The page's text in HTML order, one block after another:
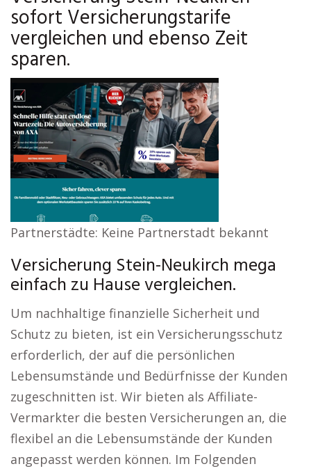
sofort Versicherungstarife
vergleichen und ebenso Zeit
sparen.
Partnerstädte: Keine Partnerstadt bekannt
Versicherung Stein-Neukirch mega
einfach zu Hause vergleichen.
Um nachhaltige finanzielle Sicherheit und
Schutz zu bieten, ist ein Versicherungsschutz
erforderlich, der auf die persönlichen
Lebensumstände und Bedürfnisse der Kunden
zugeschnitten ist. Wir bieten als Affiliate-
Vermarkter die besten Versicherungen an, die
flexibel an die Lebensumstände der Kunden
angepasst werden können. Im Folgenden